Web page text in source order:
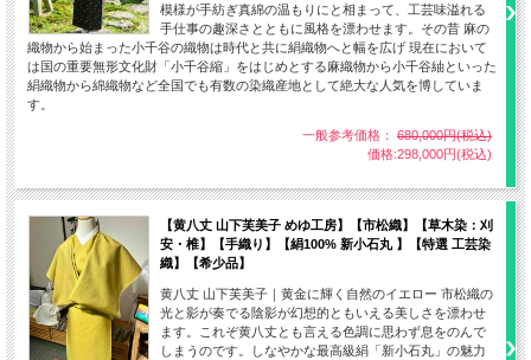
【品質】絹100％
【製造法】手織り
【生地幅】約38cm(裄丈 70cm 1尺8寸5分まで対応可)
【着用時期】10月～翌年5月頃(袷の季節)6月・9月(単衣の季節)
南国の太陽が降り注ぐ光の粒のようにキラキラと輝く浮織の粒。控え
めに配された花織模様がしっとりとした大人の女性らしさを感じさ
せ、まろやかなカラーリングで表現されたストライプはカジュアルさ
の中にもドレッシーな上品さを漂わせるのです。
本品は紬糸ではなく生糸用いていますので、艶感のあるエレガントな
着姿を演出してくれます。また、地糸を浮かせて花織模様を織り出し
ていますので、裏に遊び糸が渡っておりませんので単衣仕立てにして
模様が手紡ぎ真綿の温もりにと相まって、工芸味溢れる
手仕事の趣深さとともに風格を漂わせます。その昔 麻の
織物から始まった小千谷の織物は時代と共に絹織物へと幅を広げ 現在において
は国の重要無形文化財「小千谷縮」をはじめとする麻織物から小千谷紬といった
絹織物から綿織物など全国でも有数の染織産地として絶大な人気を博していま
す。
一般参考価格： 680,000円(税込)
価格:298,000円(税込)
【黄八丈 山下芙美子 めゆ工房】【市松織】【草木染：刈
安・椎】【手織り】【絹100% 新小石丸 】【特選 工芸染
織】【希少品】
黄八丈 山下芙美子｜黄金に輝く自然のイエロー 市松織の
光と影が奏でる陰影が幻想的ともいえる美しさを漂わせ
ます。これぞ黄八丈とも言える色調に思わず息をのんで
しまうのです。しなやかな最高級絹「新小石丸」の魅力